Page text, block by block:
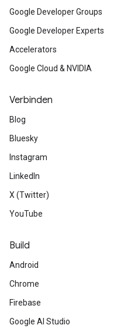
Google Developer Groups
Google Developer Experts
Accelerators
Google Cloud & NVIDIA
Verbinden
Blog
Bluesky
Instagram
LinkedIn
X (Twitter)
YouTube
Build
Android
Chrome
Firebase
Google AI Studio